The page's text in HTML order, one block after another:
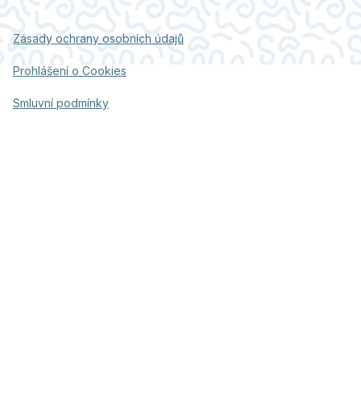
Zásady ochrany osobních údajů
Prohlášení o Cookies
Smluvní podmínky